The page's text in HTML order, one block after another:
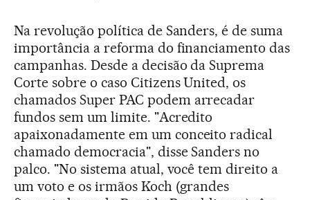
Na revolução política de Sanders, é de suma
importância a reforma do financiamento das
campanhas. Desde a decisão da Suprema
Corte sobre o caso Citizens United, os
chamados Super PAC podem arrecadar
fundos sem um limite. "Acredito
apaixonadamente em um conceito radical
chamado democracia", disse Sanders no
palco. "No sistema atual, você tem direito a
um voto e os irmãos Koch (grandes